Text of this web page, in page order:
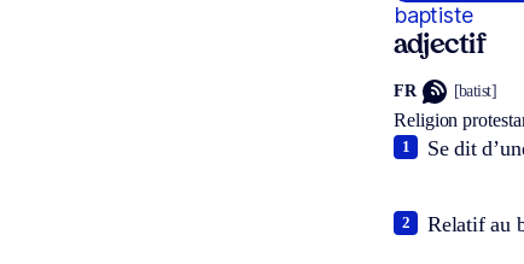
baptiste
adjectif
FR [batist]
Religion
Se dit
1
Relatif au
2